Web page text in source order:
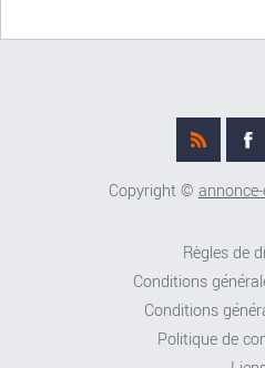
Copyright ©
Règles de
Conditions
Conditions
Politique de